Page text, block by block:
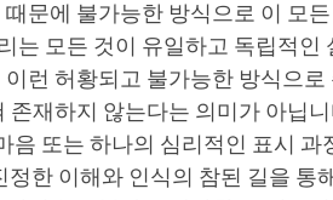
문에 불가능한 방식으로 이 모
는 모든 것이 유일하고 독립적
런 허황되고 불가능한 방식으
존재하지 않는다는 의미가 아닙
음 또는 하나의 심리적인 표시
정한 이해와 인식의 참된 길을 통